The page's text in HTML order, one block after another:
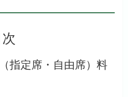
次
指定席・自由席）料